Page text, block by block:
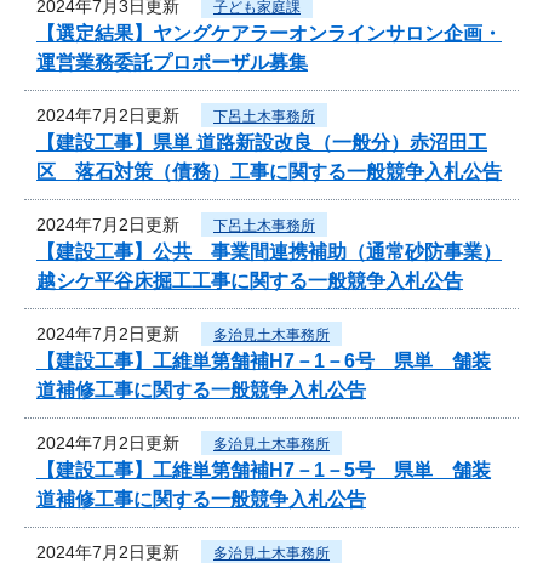
2024年7月3日更新 子ども家庭課
【選定結果】ヤングケアラーオンラインサロン企画・
運営業務委託プロポーザル募集
2024年7月2日更新 下呂土木事務所
【建設工事】県単 道路新設改良（一般分）赤沼田工
区 落石対策（債務）工事に関する一般競争入札公告
2024年7月2日更新 下呂土木事務所
【建設工事】公共 事業間連携補助（通常砂防事業）
越シケ平谷床掘工工事に関する一般競争入札公告
2024年7月2日更新 多治見土木事務所
【建設工事】工維単第舗補H7－1－6号 県単 舗装
道補修工事に関する一般競争入札公告
2024年7月2日更新 多治見土木事務所
【建設工事】工維単第舗補H7－1－5号 県単 舗装
道補修工事に関する一般競争入札公告
2024年7月2日更新 多治見土木事務所